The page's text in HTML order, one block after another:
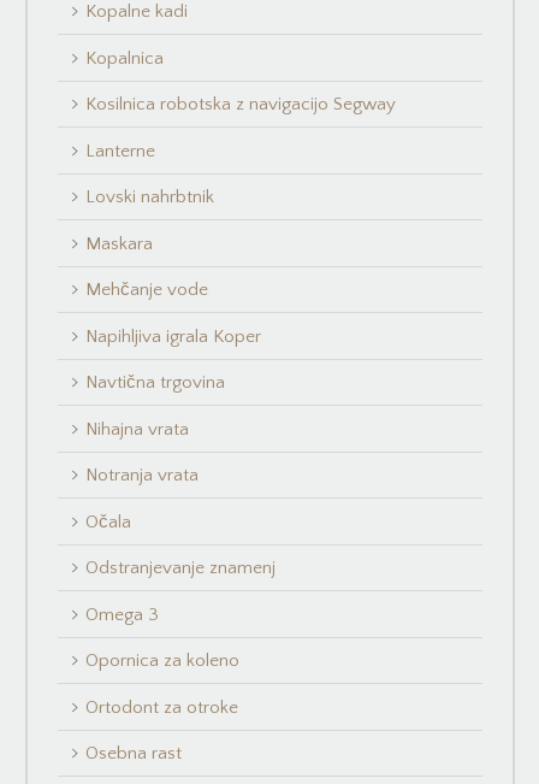
Kopalne kadi
Kopalnica
Kosilnica robotska z navigacijo Segway
Lanterne
Lovski nahrbtnik
Maskara
Mehčanje vode
Napihljiva igrala Koper
Navtična trgovina
Nihajna vrata
Notranja vrata
Očala
Odstranjevanje znamenj
Omega 3
Opornica za koleno
Ortodont za otroke
Osebna rast